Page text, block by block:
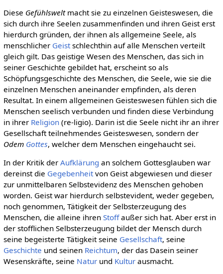
Diese Gefühlsweltmacht sie zu einzelnen Geisteswesen, die
sich durch ihre Seelen zusammenfinden und ihren Geist erst
hierdurch gründen, der ihnen als allgemeine Seele, als
menschlicher Geistschlechthin auf alle Menschen verteilt
gleich gilt. Das geistige Wesen des Menschen, das sich in
seiner Geschichte gebildet hat, erscheint so als
Schöpfungsgeschichte des Menschen, die Seele, wie sie die
einzelnen Menschen aneinander empfinden, als deren
Resultat. In einem allgemeinen Geisteswesen fühlen sich die
Menschen seelisch verbunden und finden diese Verbindung
in ihrer Religion(re-ligio). Darin ist die Seele nicht ihr an ihrer
Gesellschaft teilnehmendes Geisteswesen, sondern der
Odem Gottes, welcher dem Menschen eingehaucht sei.
In der Kritik der Aufklärung an solchem Gottesglauben war
dereinst die Gegebenheitvon Geist abgewiesen und dieser
zur unmittelbaren Selbstevidenz des Menschen gehoben
worden. Geist war hierdurch selbstevident, weder gegeben,
noch genommen, Tätigkeit der Selbsterzeugung des
Menschen, die alleine ihren Stoffaußer sich hat. Aber erst in
der stofflichen Selbsterzeugung bildet der Mensch durch
seine begeisterte Tätigkeit seine Gesellschaft, seine
Geschichte und seinen Reichtum, der das Dasein seiner
Wesenskräfte, seine Naturund Kulturausmacht.